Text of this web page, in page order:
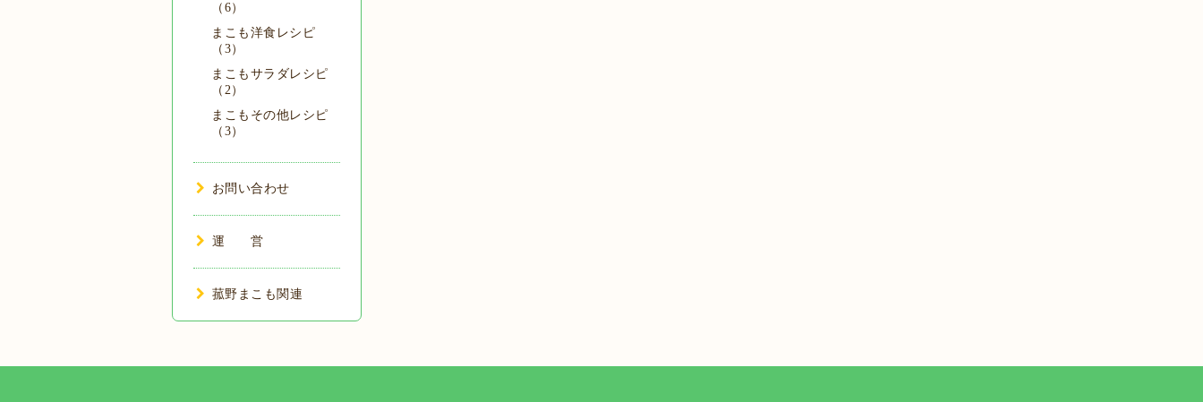
（6）
まこも洋食レシピ
（3）
まこもサラダレシピ
（2）
まこもその他レシピ
（3）
お問い合わせ
運 営
菰野まこも関連